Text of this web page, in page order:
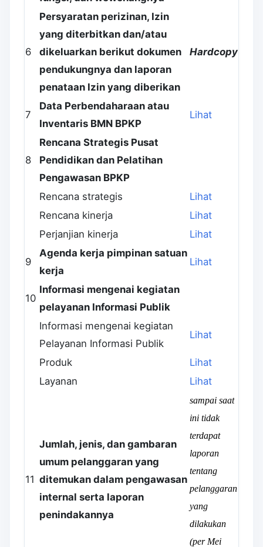
6
Persyaratan perizinan, Izin
yang diterbitkan dan/atau
dikeluarkan berikut dokumen
pendukungnya dan laporan
penataan Izin yang diberikan
Hardcopy
7
Data Perbendaharaan atau
Inventaris BMN BPKP
Lihat
8
Rencana Strategis Pusat
Pendidikan dan Pelatihan
Pengawasan BPKP
Rencana strategis
Lihat
Rencana kinerja
Lihat
Perjanjian kinerja
Lihat
9
Agenda kerja pimpinan satuan
kerja
Lihat
10
Informasi mengenai kegiatan
pelayanan Informasi Publik
Informasi mengenai kegiatan
Pelayanan Informasi Publik
Lihat
Produk
Lihat
Layanan
Lihat
11
Jumlah, jenis, dan gambaran
umum pelanggaran yang
ditemukan dalam pengawasan
internal serta laporan
penindakannya
sampai saat
ini tidak
terdapat
laporan
tentang
pelanggaran
yang
dilakukan
(per Mei